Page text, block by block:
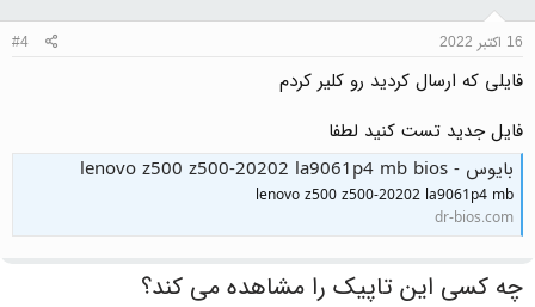
16 اکتبر 2022 #4
فایلی که ارسال کردید رو کلیر کردم
فایل جدید تست کنید لطفا
بایوس - lenovo z500 z500-20202 la9061p4 mb bios
lenovo z500 z500-20202 la9061p4 mb
dr-bios.com
چه کسی این تاپیک را مشاهده می کند؟